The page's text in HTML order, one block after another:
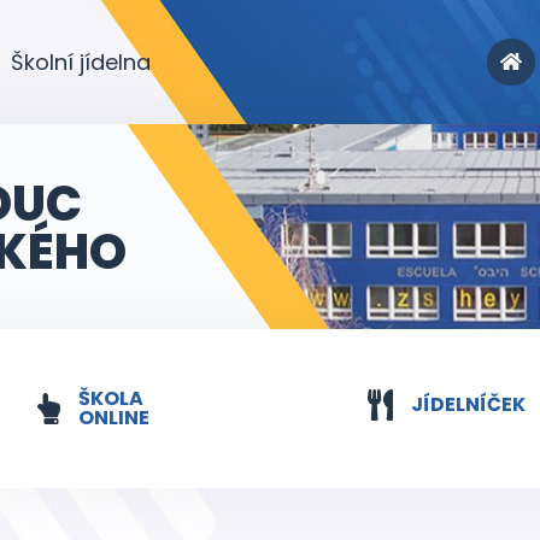
Školní jídelna
ŠKOLA
ONLINE JÍDELNÍČEK